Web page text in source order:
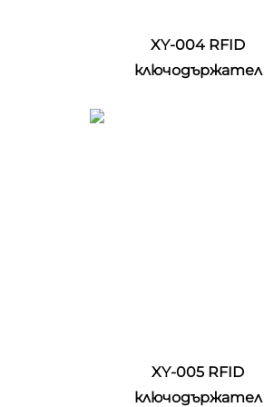
XY-004 RFID
ключодържател
XY-005 RFID
ключодържател